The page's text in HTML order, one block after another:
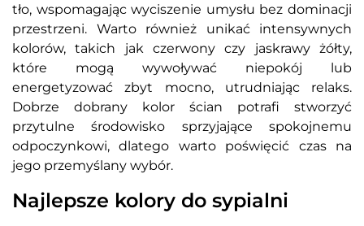
tło, wspomagając wyciszenie umysłu bez dominacji
przestrzeni. Warto również unikać intensywnych
kolorów, takich jak czerwony czy jaskrawy żółty,
które mogą wywoływać niepokój lub
energetyzować zbyt mocno, utrudniając relaks.
Dobrze dobrany kolor ścian potrafi stworzyć
przytulne środowisko sprzyjające spokojnemu
odpoczynkowi, dlatego warto poświęcić czas na
jego przemyślany wybór.
Najlepsze kolory do sypialni